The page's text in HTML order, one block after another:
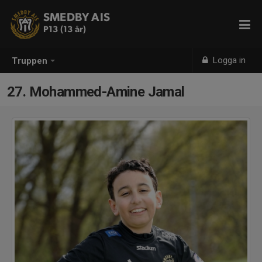
Truppen Logga in
SMEDBY AIS
P13 (13 år)
27. Mohammed-Amine Jamal